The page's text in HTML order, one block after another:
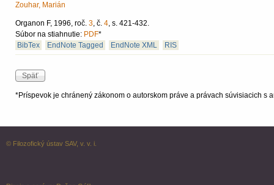
Zouhar, Marián
Organon F, 1996, roč. 3, č. 4, s. 421-432.
Súbor na stiahnutie: PDF*
BibTex
EndNote Tagged EndNote XML RIS
*Príspevok je chránený zákonom o autorskom práve a právach súvisiacich s
© Filozofický ústav SAV, v. v. i.